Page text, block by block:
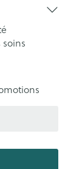
soins